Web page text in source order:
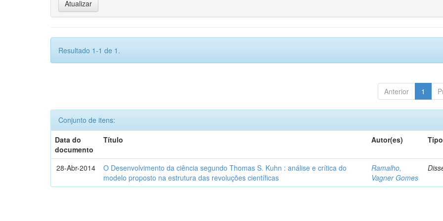
Resultado 1-1 de 1.
Anterior 1
Conjunto de itens:
Data do
documento
Título Autor(es) Tipo
28-Abr-2014
O Desenvolvimento da ciência segundo Thomas S. Kuhn : análise e crítica do
modelo proposto na estrutura das revoluções científicas
Ramalho,
Vagner Gomes